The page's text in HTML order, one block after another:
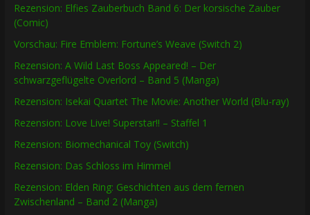
Rezension: Elfies Zauberbuch Band 6: Der korsische Zauber
(Comic)
Vorschau: Fire Emblem: Fortune’s Weave (Switch 2)
Rezension: A Wild Last Boss Appeared! – Der
schwarzgeflügelte Overlord – Band 5 (Manga)
Rezension: Isekai Quartet The Movie: Another World (Blu-ray)
Rezension: Love Live! Superstar!! – Staffel 1
Rezension: Biomechanical Toy (Switch)
Rezension: Das Schloss im Himmel
Rezension: Elden Ring: Geschichten aus dem fernen
Zwischenland – Band 2 (Manga)